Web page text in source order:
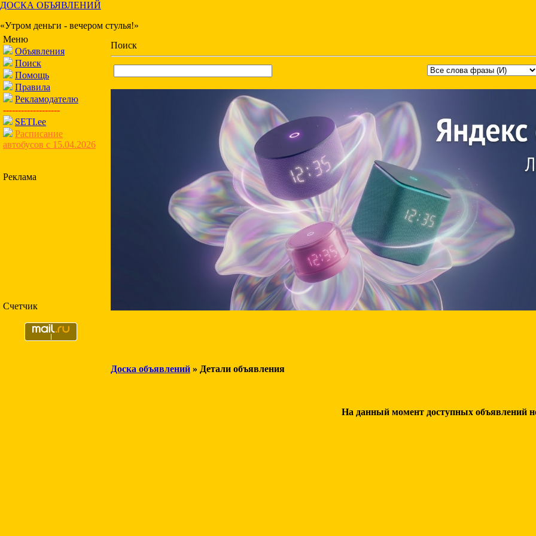
ДОСКА ОБЪЯВЛЕНИЙ
«Утром деньги - вечером стулья!»
Меню
Объявления
Поиск
Помощь
Правила
Рекламодателю
-------------------
SETI.ee
Расписание
автобусов с 15.04.2026
Реклама
Счетчик
Поиск
Доска объявлений » Детали объявления
На данный момент доступных объявлений